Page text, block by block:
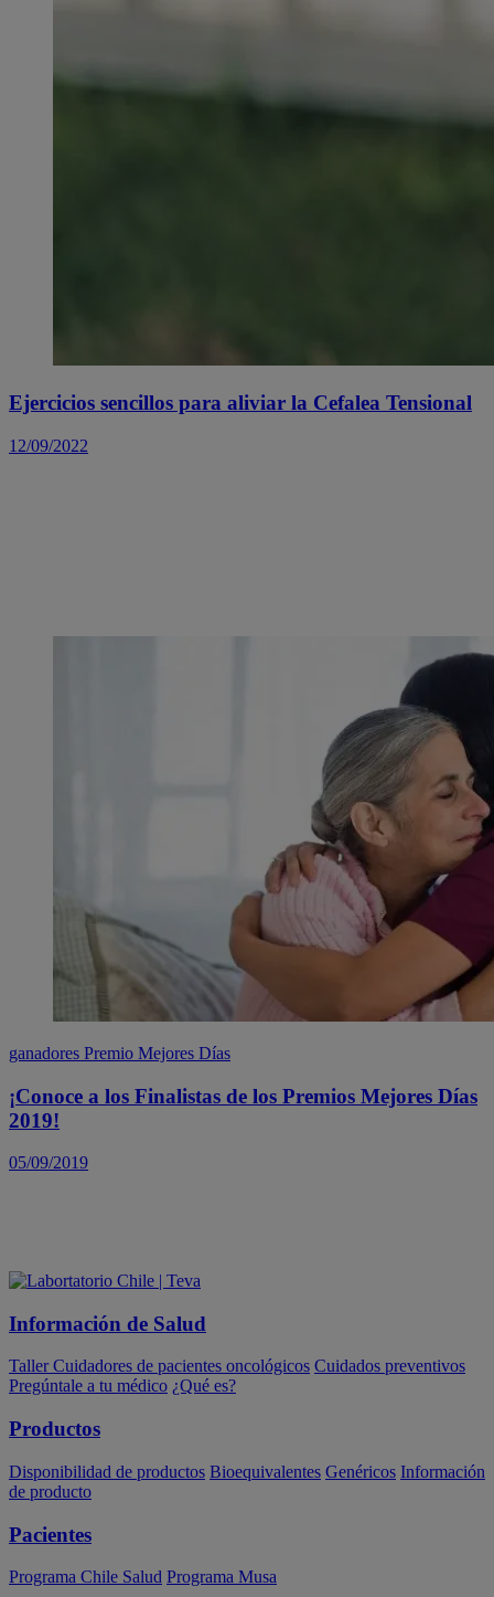
Ejercicios sencillos para aliviar la Cefalea Tensional
12/09/2022
ganadores Premio Mejores Días
¡Conoce a los Finalistas de los Premios Mejores Días
2019!
05/09/2019
Información de Salud
Taller Cuidadores de pacientes oncológicos Cuidados preventivos
Pregúntale a tu médico ¿Qué es?
Productos
Disponibilidad de productos Bioequivalentes Genéricos Información
de producto
Pacientes
Programa Chile Salud Programa Musa